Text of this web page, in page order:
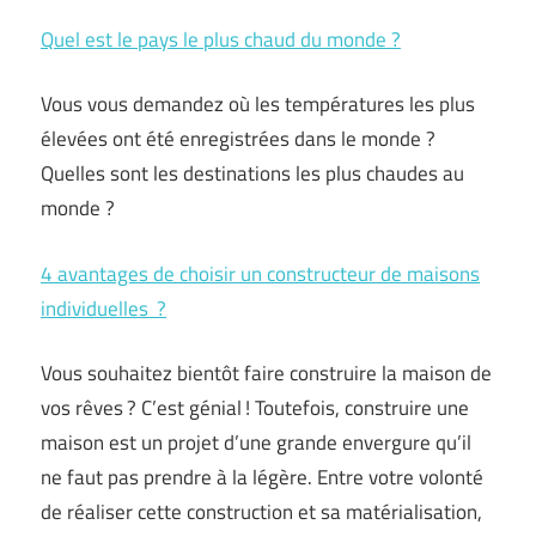
Quel est le pays le plus chaud du monde ?
Vous vous demandez où les températures les plus
élevées ont été enregistrées dans le monde ?
Quelles sont les destinations les plus chaudes au
monde ?
4 avantages de choisir un constructeur de maisons
individuelles ?
Vous souhaitez bientôt faire construire la maison de
vos rêves ? C’est génial ! Toutefois, construire une
maison est un projet d’une grande envergure qu’il
ne faut pas prendre à la légère. Entre votre volonté
de réaliser cette construction et sa matérialisation,